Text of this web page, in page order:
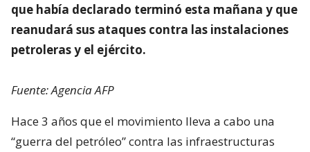
que había declarado terminó esta mañana y que
reanudará sus ataques contra las instalaciones
petroleras y el ejército.
Fuente: Agencia AFP
Hace 3 años que el movimiento lleva a cabo una
“guerra del petróleo” contra las infraestructuras